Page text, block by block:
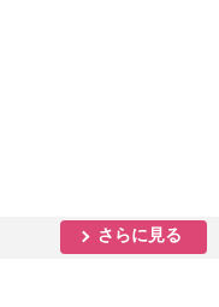
さらに見る